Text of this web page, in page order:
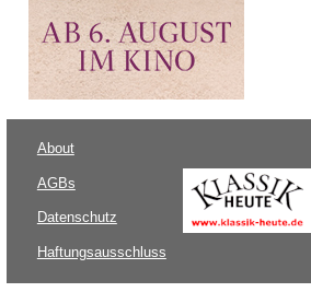
About
AGBs
Datenschutz
Haftungsausschluss